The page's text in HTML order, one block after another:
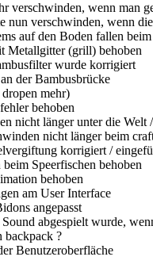
verschwinden, wenn man
nun verschwinden, wenn
auf den Boden fallen
Metallgitter (grill) behoben
wurde korrigiert
der Bambusbrücke
mehr)
behoben
nicht länger unter die Welt
nicht länger beim
korrigiert /
Speerfischen behoben
behoben
am User Interface
angepasst
abgespielt wurde,
backpack ?
Benutzeroberfläche